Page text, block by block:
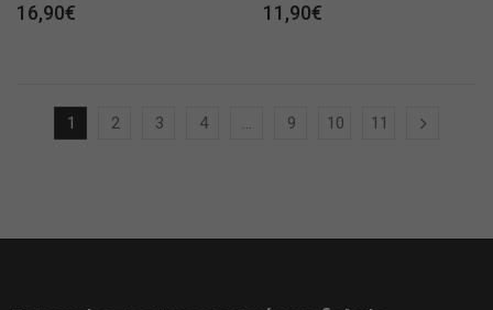
16,90€
11,90€
1 2 3 4 … 9 10 11